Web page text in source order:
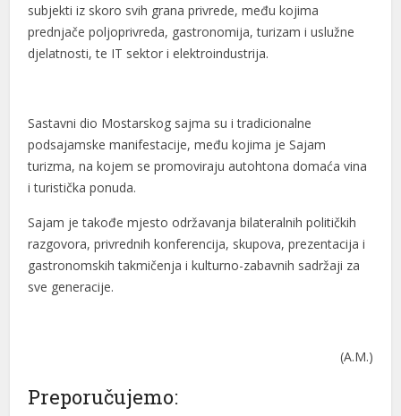
subjekti iz skoro svih grana privrede, među kojima
prednjače poljoprivreda, gastronomija, turizam i uslužne
djelatnosti, te IT sektor i elektroindustrija.
Sastavni dio Mostarskog sajma su i tradicionalne
podsajamske manifestacije, među kojima je Sajam
turizma, na kojem se promoviraju autohtona domaća vina
i turistička ponuda.
Sajam je takođe mjesto održavanja bilateralnih političkih
razgovora, privrednih konferencija, skupova, prezentacija i
gastronomskih takmičenja i kulturno-zabavnih sadržaji za
sve generacije.
(A.M.)
Preporučujemo: